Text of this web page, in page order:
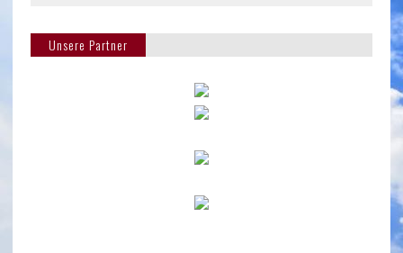
Unsere Partner